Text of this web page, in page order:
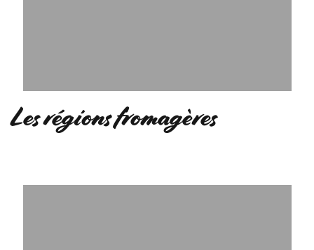
Les régions fromagères